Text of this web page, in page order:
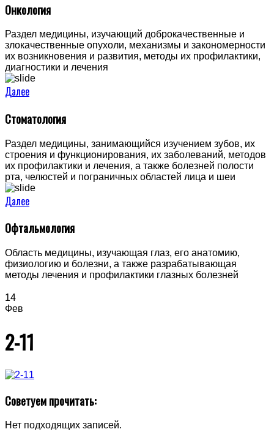
Онкология
Раздел медицины, изучающий доброкачественные и
злокачественные опухоли, механизмы и закономерности
их возникновения и развития, методы их профилактики,
диагностики и лечения
Далее
Стоматология
Раздел медицины, занимающийся изучением зубов, их
строения и функционирования, их заболеваний, методов
их профилактики и лечения, а также болезней полости
рта, челюстей и пограничных областей лица и шеи
Далее
Офтальмология
Область медицины, изучающая глаз, его анатомию,
физиологию и болезни, а также разрабатывающая
методы лечения и профилактики глазных болезней
14
Фев
2-11
Советуем прочитать:
Нет подходящих записей.